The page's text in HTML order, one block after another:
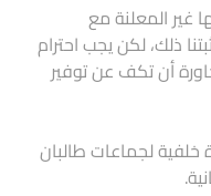
غير المعلنة مع
ذلك، لكن يجب احترام
أن تكف عن توفير
خلفية لجماعات طالبان